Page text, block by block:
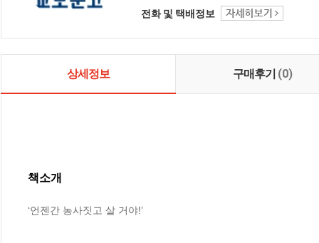
전화 및 택배정보
상세정보 구매후기 (0)
책소개
‘언젠간 농사짓고 살 거야!’